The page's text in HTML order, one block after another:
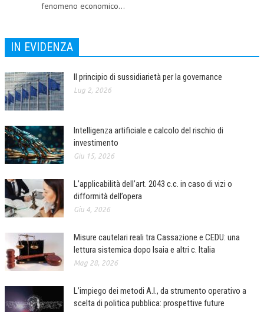
DIVENTA SOCIO
LA RIVISTA
LA RIVISTA
COMITATO SCIENTIFICO
COMITATO EDITORIALE
PEER REVIEW
CODICE ETICO
AUTORI
COLLABORA CON NOI
ECONOMIA
CORPORATE SOCIAL RESPONSIBILITY
fenomeno economico...
IN EVIDENZA
Il principio di sussidiarietà per la governance
Lug 2, 2026
Intelligenza artificiale e calcolo del rischio di
investimento
Giu 15, 2026
L’applicabilità dell’art. 2043 c.c. in caso di vizi o
difformità dell’opera
Giu 4, 2026
Misure cautelari reali tra Cassazione e CEDU: una
lettura sistemica dopo Isaia e altri c. Italia
Mag 28, 2026
L’impiego dei metodi A.I., da strumento operativo a
scelta di politica pubblica: prospettive future